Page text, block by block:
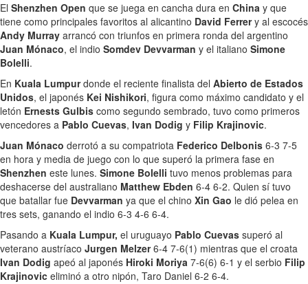
El Shenzhen Open que se juega en cancha dura en China y que
tiene como principales favoritos al alicantino David Ferrery al escocés
Andy Murray arrancó con triunfos en primera ronda del argentino
Juan Mónaco, el indio Somdev Devvarman y el italiano Simone
Bolelli.
En Kuala Lumpurdonde el reciente finalista del Abierto de Estados
Unidos, el japonés Kei Nishikori, figura como máximo candidato y el
letón Ernests Gulbis como segundo sembrado, tuvo como primeros
vencedores a Pablo Cuevas, Ivan Dodig y Filip Krajinovic.
Juan Mónaco derrotó a su compatriota Federico Delbonis 6-3 7-5
en hora y media de juego con lo que superó la primera fase en
Shenzhen este lunes. Simone Bolelli tuvo menos problemas para
deshacerse del australiano Matthew Ebden 6-4 6-2. Quien sí tuvo
que batallar fue Devvarman ya que el chino Xin Gao le dió pelea en
tres sets, ganando el indio 6-3 4-6 6-4.
Pasando a Kuala Lumpur, el uruguayo Pablo Cuevas superó al
veterano austríaco Jurgen Melzer6-4 7-6(1) mientras que el croata
Ivan Dodig apeó al japonés Hiroki Moriya 7-6(6) 6-1 y el serbio Filip
Krajinovic eliminó a otro nipón, Taro Daniel 6-2 6-4.